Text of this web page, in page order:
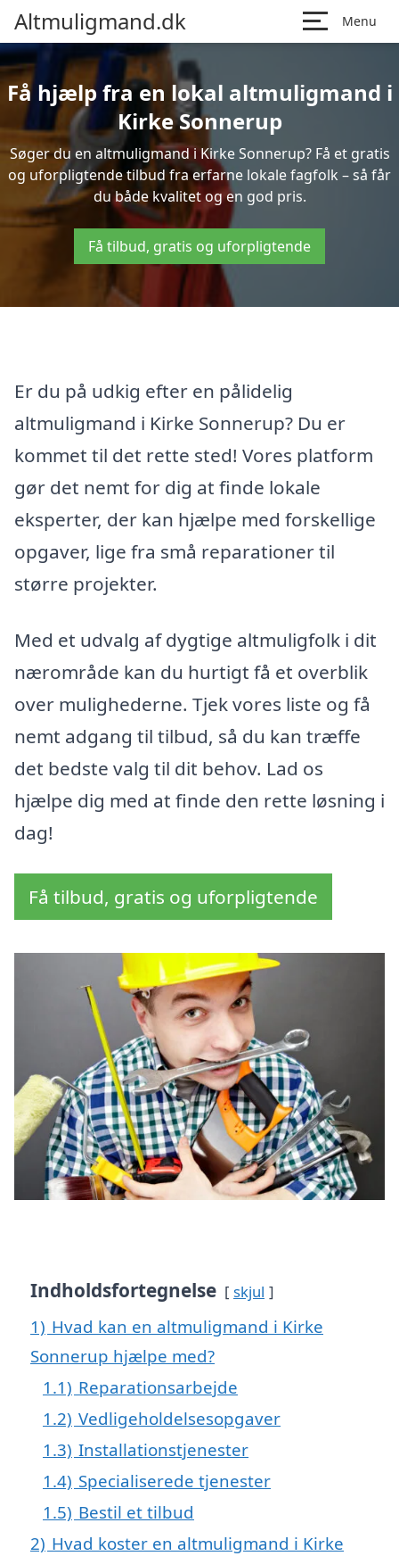
Altmuligmand.dk Menu
Få hjælp fra en lokal altmuligmand i
Kirke Sonnerup
Søger du en altmuligmand i Kirke Sonnerup? Få et gratis
og uforpligtende tilbud fra erfarne lokale fagfolk – så får
du både kvalitet og en god pris.
Få tilbud, gratis og uforpligtende
Er du på udkig efter en pålidelig
altmuligmand i Kirke Sonnerup? Du er
kommet til det rette sted! Vores platform
gør det nemt for dig at finde lokale
eksperter, der kan hjælpe med forskellige
opgaver, lige fra små reparationer til
større projekter.
Med et udvalg af dygtige altmuligfolk i dit
nærområde kan du hurtigt få et overblik
over mulighederne. Tjek vores liste og få
nemt adgang til tilbud, så du kan træffe
det bedste valg til dit behov. Lad os
hjælpe dig med at finde den rette løsning i
dag!
Få tilbud, gratis og uforpligtende
Indholdsfortegnelse skjul
1) Hvad kan en altmuligmand i Kirke
Sonnerup hjælpe med?
1.1) Reparationsarbejde
1.2) Vedligeholdelsesopgaver
1.3) Installationstjenester
1.4) Specialiserede tjenester
1.5) Bestil et tilbud
2) Hvad koster en altmuligmand i Kirke